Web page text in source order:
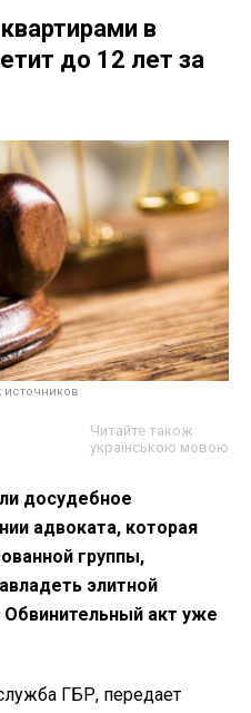
в
до 12 лет за
источников
Читайте також
українською мовою
досудебное
адвоката, которая
группы,
элитной
акт уже
ГБР, передает